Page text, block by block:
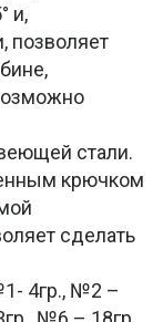
и,
позволяет
стали.
крючком
сделать
4гр., №2 –